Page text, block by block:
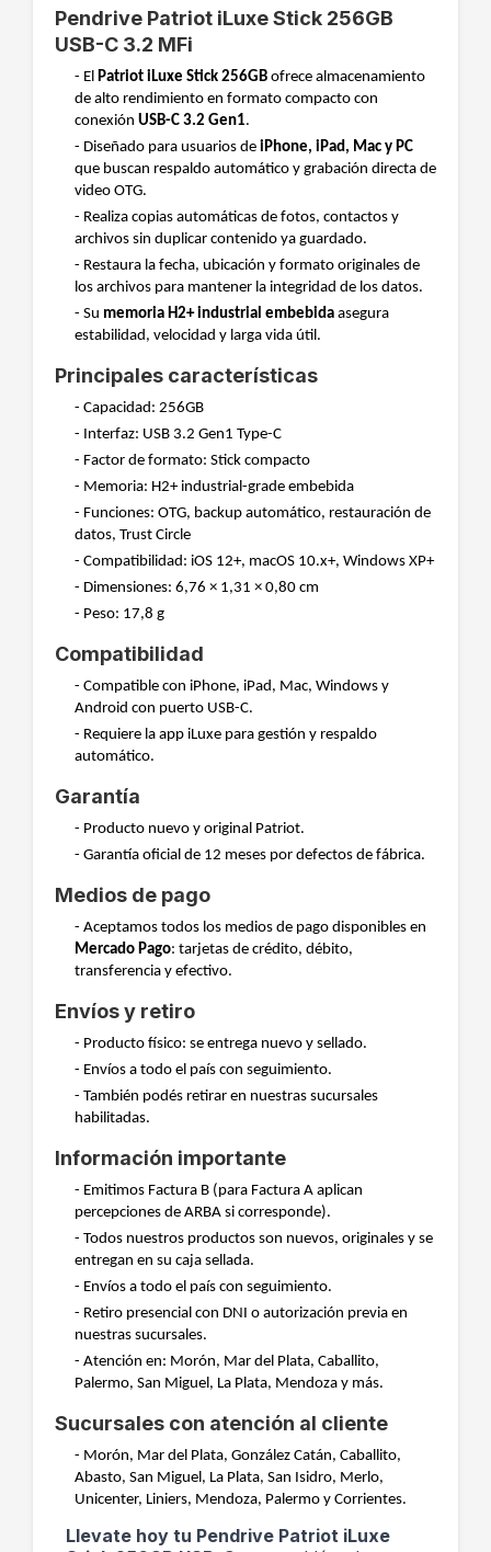
Pendrive Patriot iLuxe Stick 256GB
USB-C 3.2 MFi
- El Patriot iLuxe Stick 256GB ofrece almacenamiento
de alto rendimiento en formato compacto con
conexión USB-C 3.2 Gen1.
- Diseñado para usuarios de iPhone, iPad, Mac y PC
que buscan respaldo automático y grabación directa de
video OTG.
- Realiza copias automáticas de fotos, contactos y
archivos sin duplicar contenido ya guardado.
- Restaura la fecha, ubicación y formato originales de
los archivos para mantener la integridad de los datos.
- Su memoria H2+ industrial embebida asegura
estabilidad, velocidad y larga vida útil.
Principales características
- Capacidad: 256GB
- Interfaz: USB 3.2 Gen1 Type-C
- Factor de formato: Stick compacto
- Memoria: H2+ industrial-grade embebida
- Funciones: OTG, backup automático, restauración de
datos, Trust Circle
- Compatibilidad: iOS 12+, macOS 10.x+, Windows XP+
- Dimensiones: 6,76 × 1,31 × 0,80 cm
- Peso: 17,8 g
Compatibilidad
- Compatible con iPhone, iPad, Mac, Windows y
Android con puerto USB-C.
- Requiere la app iLuxe para gestión y respaldo
automático.
Garantía
- Producto nuevo y original Patriot.
- Garantía oficial de 12 meses por defectos de fábrica.
Medios de pago
- Aceptamos todos los medios de pago disponibles en
Mercado Pago: tarjetas de crédito, débito,
transferencia y efectivo.
Envíos y retiro
- Producto físico: se entrega nuevo y sellado.
- Envíos a todo el país con seguimiento.
- También podés retirar en nuestras sucursales
habilitadas.
Información importante
- Emitimos Factura B (para Factura A aplican
percepciones de ARBA si corresponde).
- Todos nuestros productos son nuevos, originales y se
entregan en su caja sellada.
- Envíos a todo el país con seguimiento.
- Retiro presencial con DNI o autorización previa en
nuestras sucursales.
- Atención en: Morón, Mar del Plata, Caballito,
Palermo, San Miguel, La Plata, Mendoza y más.
Sucursales con atención al cliente
- Morón, Mar del Plata, González Catán, Caballito,
Abasto, San Miguel, La Plata, San Isidro, Merlo,
Unicenter, Liniers, Mendoza, Palermo y Corrientes.
Llevate hoy tu Pendrive Patriot iLuxe